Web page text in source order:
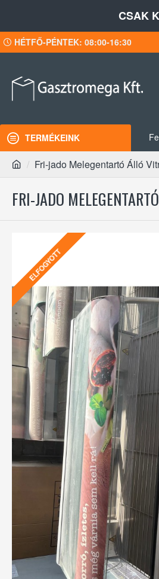
CSAK
HÉTFŐ-PÉNTEK: 08:00-16:30
TERMÉKEINK
Fri-jado Melegentartó Álló
FRI-JADO
ELFOGYOTT